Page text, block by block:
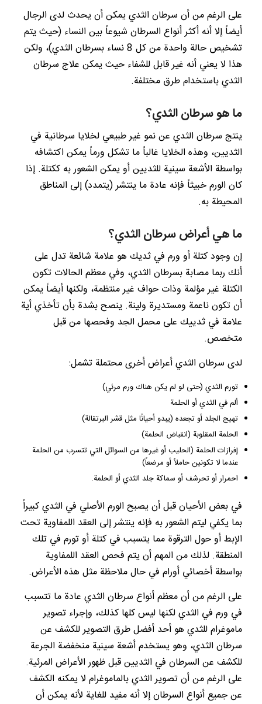
على الرغم من أن سرطان الثدي يمكن أن يحدث لدى الرجال
أيضاً إلا أنه أكثر أنواع السرطان شيوعاً بين النساء (حيث يتم
تشخيص حالة واحدة من كل 8 نساء بسرطان الثدي)، ولكن
هذا لا يعني أنه غير قابل للشفاء حيث يمكن علاج سرطان
الثدي باستخدام طرق مختلفة.
ما هو سرطان الثدي؟
ينتج سرطان الثدي عن نمو غير طبيعي لخلايا سرطانية في
الثديين، وهذه الخلايا غالباً ما تشكل ورماً يمكن اكتشافه
بواسطة الأشعة سينية للثديين أو يمكن الشعور به ككتلة. إذا
كان الورم خبيثاً فإنه عادة ما ينتشر (يتمدد) إلى المناطق
المحيطة به.
ما هي أعراض سرطان الثدي؟
إن وجود كتلة أو ورم في ثديك هو علامة شائعة تدل على
أنك ربما مصابة بسرطان الثدي، وفي معظم الحالات تكون
الكتلة غير مؤلمة وذات حواف غير منتظمة، ولكنها أيضاً يمكن
أن تكون ناعمة ومستديرة ولينة. ينصح بشدة بأن تأخذي أية
علامة في ثدييك على محمل الجد وفحصها من قبل
متخصص.
لدى سرطان الثدي أعراض أخرى محتملة تشمل:
تورم الثدي (حتى لو لم يكن هناك ورم مرئي)
ألم في الثدي أو الحلمة
تهيج الجلد أو تجعده (يبدو أحيانًا مثل قشر البرتقالة)
الحلمة المقلوبة (انقباض الحلمة)
إفرازات الحلمة (الحليب أو غيرها من السوائل التي تتسرب من الحلمة
عندما لا تكونين حاملاً أو مرضعاً)
احمرار أو تحرشف أو سماكة جلد الثدي أو الحلمة.
في بعض الأحيان قبل أن يصبح الورم الأصلي في الثدي كبيراً
بما يكفي ليتم الشعور به فإنه ينتشر إلى العقد اللمفاوية تحت
الإبط أو حول الترقوة مما يتسبب في كتلة أو تورم في تلك
المنطقة. لذلك من المهم أن يتم فحص العقد اللمفاوية
بواسطة أخصائي أورام في حال ملاحظة مثل هذه الأعراض.
على الرغم من أن معظم أنواع سرطان الثدي عادة ما تتسبب
في ورم في الثدي لكنها ليس كلها كذلك، وإجراء تصوير
ماموغرام للثدي هو أحد أفضل طرق التصوير للكشف عن
سرطان الثدي، وهو يستخدم أشعة سينية منخفضة الجرعة
للكشف عن السرطان في الثديين قبل ظهور الأعراض المرئية.
على الرغم من أن تصوير الثدي بالماموغرام لا يمكنه الكشف
عن جميع أنواع السرطان إلا أنه مفيد للغاية لأنه يمكن أن